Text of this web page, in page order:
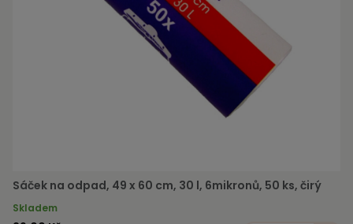
Sáček na odpad, 49 x 60 cm, 30 l, 6mikronů, 50 ks, čirý
Skladem